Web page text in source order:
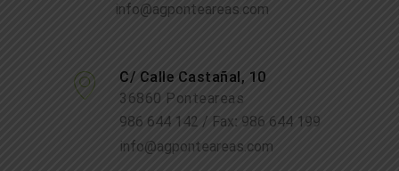
info@agponteareas.com
C/ Calle Castañal, 10
36860 Ponteareas
986 644 142 / Fax: 986 644 199
info@agponteareas.com